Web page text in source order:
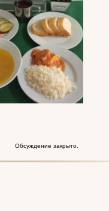
Обсуждение закрыто.